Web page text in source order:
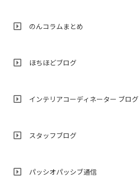
のんコラムまとめ
ほちほどブログ
インテリアコーディネーター ブログ
スタッフブログ
パッシオパッシブ通信